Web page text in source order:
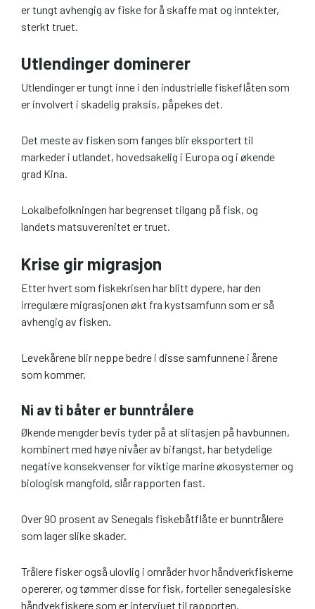
er tungt avhengig av fiske for å skaffe mat og inntekter,
sterkt truet.
Utlendinger dominerer
Utlendinger er tungt inne i den industrielle fiskeflåten som
er involvert i skadelig praksis, påpekes det.
Det meste av fisken som fanges blir eksportert til
markeder i utlandet, hovedsakelig i Europa og i økende
grad Kina.
Lokalbefolkningen har begrenset tilgang på fisk, og
landets matsuverenitet er truet.
Krise gir migrasjon
Etter hvert som fiskekrisen har blitt dypere, har den
irregulære migrasjonen økt fra kystsamfunn som er så
avhengig av fisken.
Levekårene blir neppe bedre i disse samfunnene i årene
som kommer.
Ni av ti båter er bunntrålere
Økende mengder bevis tyder på at slitasjen på havbunnen,
kombinert med høye nivåer av bifangst, har betydelige
negative konsekvenser for viktige marine økosystemer og
biologisk mangfold, slår rapporten fast.
Over 90 prosent av Senegals fiskebåtflåte er bunntrålere
som lager slike skader.
Trålere fisker også ulovlig i områder hvor håndverkfiskerne
opererer, og tømmer disse for fisk, forteller senegalesiske
håndvekfiskere som er intervjuet til rapporten.